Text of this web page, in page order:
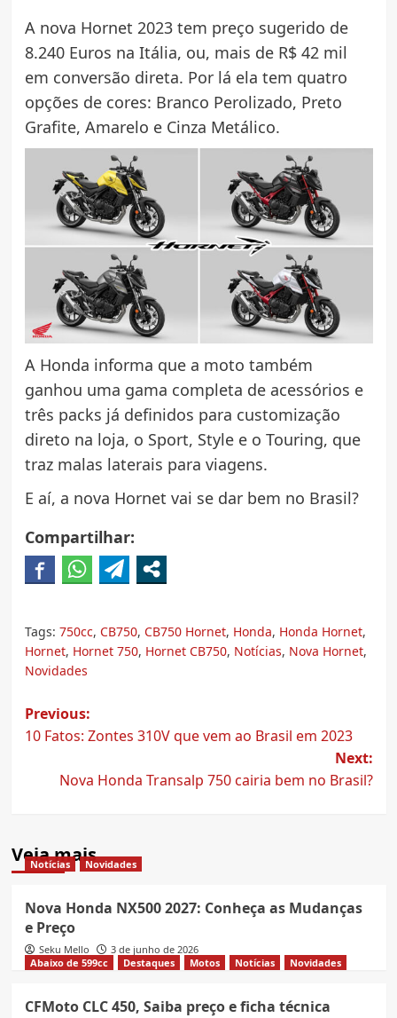
A nova Hornet 2023 tem preço sugerido de
8.240 Euros na Itália, ou, mais de R$ 42 mil
em conversão direta. Por lá ela tem quatro
opções de cores: Branco Perolizado, Preto
Grafite, Amarelo e Cinza Metálico.
A Honda informa que a moto também
ganhou uma gama completa de acessórios e
três packs já definidos para customização
direto na loja, o Sport, Style e o Touring, que
traz malas laterais para viagens.
E aí, a nova Hornet vai se dar bem no Brasil?
Compartilhar:
Tags: 750cc, CB750, CB750 Hornet, Honda, Honda Hornet,
Hornet, Hornet 750, Hornet CB750, Notícias, Nova Hornet,
Novidades
Post
navigation
Previous:
10 Fatos: Zontes 310V que vem ao Brasil em 2023
Next:
Nova Honda Transalp 750 cairia bem no Brasil?
Veja mais
Notícias Novidades
Nova Honda NX500 2027: Conheça as Mudanças
e Preço
Seku Mello
3 de junho de 2026
Abaixo de 599cc
Destaques Motos Notícias Novidades
CFMoto CLC 450, Saiba preço e ficha técnica